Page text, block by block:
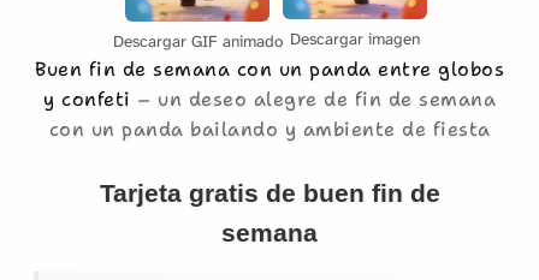
Descargar GIF animado Descargar imagen
Buen fin de semana con un panda entre globos
y confeti
un deseo alegre de fin de semana
con un panda bailando y ambiente de fiesta
Tarjeta gratis de buen fin de
semana